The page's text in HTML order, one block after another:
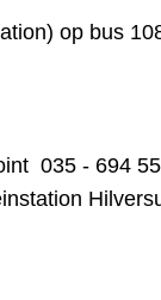
op bus
035 - 694